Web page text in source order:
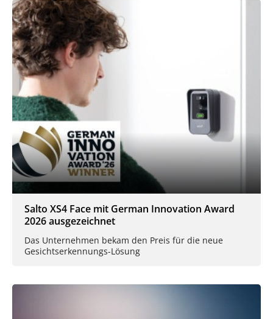
Salto XS4 Face mit German Innovation Award
2026 ausgezeichnet
Das Unternehmen bekam den Preis für die neue
Gesichtserkennungs-Lösung